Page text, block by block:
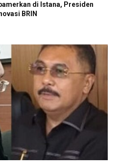
di Istana, Presiden
BRIN